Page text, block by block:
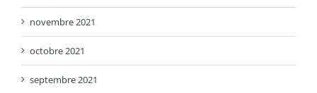
novembre 2021
octobre 2021
septembre 2021